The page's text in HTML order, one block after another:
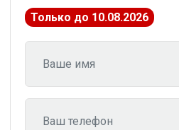
Только до 10.08.2026